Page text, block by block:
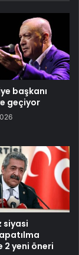
başkanı
geçiyor
siyasi
2 yeni öneri